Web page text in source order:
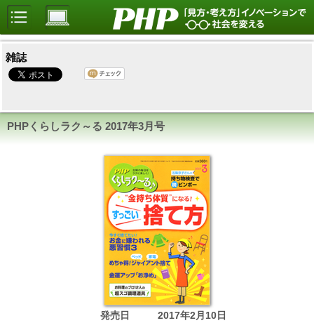
雑誌
PHPくらしラク～る 2017年3月号
発売日
2017年2月10日